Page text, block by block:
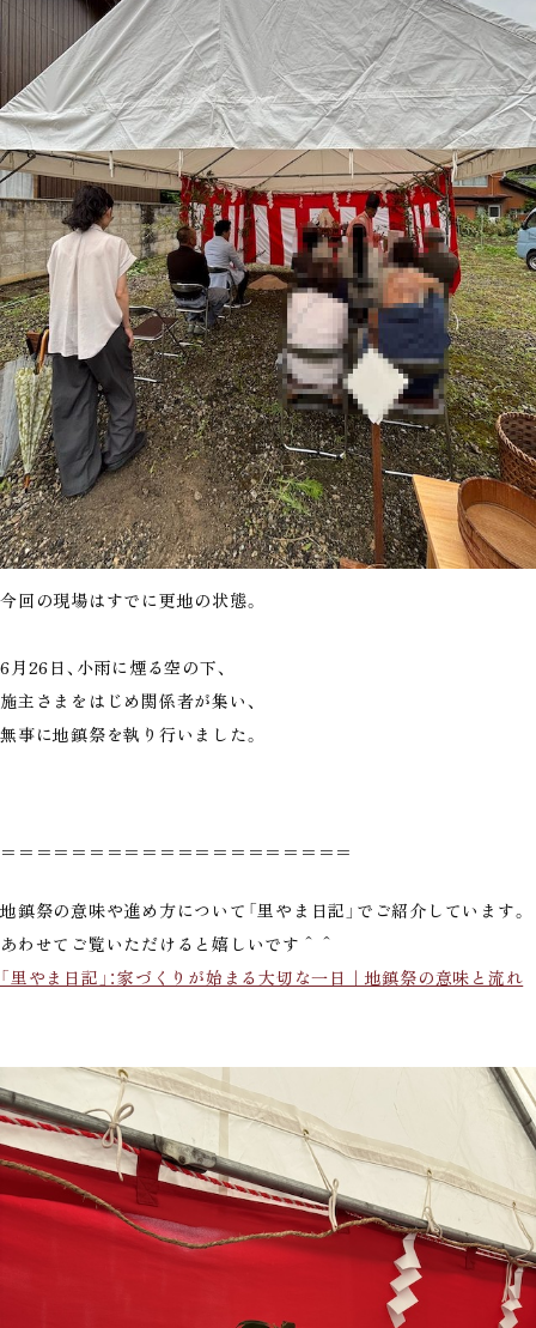
今回の現場はすでに更地の状態。
6月26日、小雨に煙る空の下、
施主さまをはじめ関係者が集い、
無事に地鎮祭を執り行いました。
＝＝＝＝＝＝＝＝＝＝＝＝＝＝＝＝＝＝＝＝
地鎮祭の意味や進め方について「里やま日記」でご紹介しています。
あわせてご覧いただけると嬉しいです＾＾
「里やま日記」：家づくりが始まる大切な一日｜地鎮祭の意味と流れ